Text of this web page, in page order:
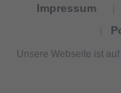
Impressum
Unsere Webseite ist